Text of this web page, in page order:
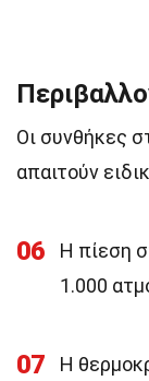
Οι συνθήκες
απαιτούν
06
Η πίεση
1.000
07
Η